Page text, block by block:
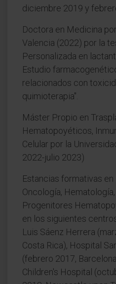
diciembre 2019 y
Doctora en Medicina
Valencia (2022) por la
Personalizada en
Estudio
relacionados con
quimioterapia".
Máster Propio en
Hematopoyéticos,
Celular por la
2022-julio 2023)
Estancias formativas
Oncología,
Progenitores
en los siguientes
Luis Sáenz Herrera
Costa Rica), Hospital
(febrero 2017,
Children's Hospital